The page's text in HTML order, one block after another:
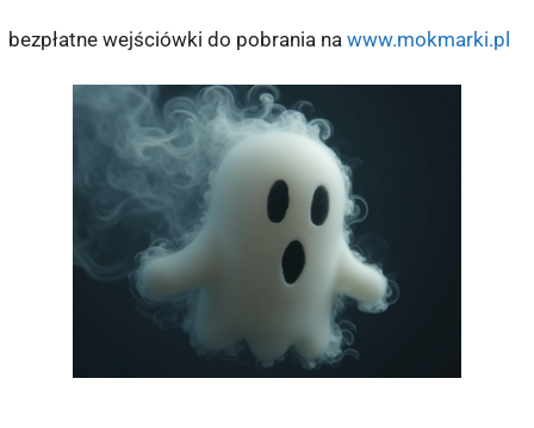
bezpłatne wejściówki do pobrania na www.mokmarki.pl